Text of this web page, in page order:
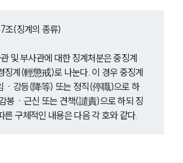
조(징계의 종류)
및 부사관에 대한 징계처분은 중징계
계(輕懲戒)로 나눈다. 이 경우 중징계
ㆍ강등(降等) 또는 정직(停職)으로 하
봉ㆍ근신 또는 견책(譴責)으로 하되 징
른 구체적인 내용은 다음 각 호와 같다.